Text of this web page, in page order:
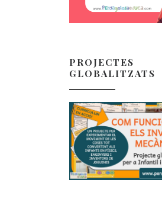
PROJECTES
GLOBALITZATS